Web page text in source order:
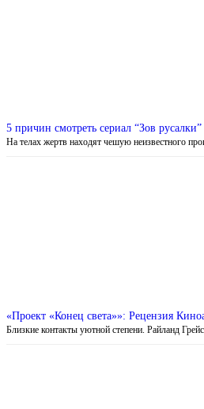
5 причин смотреть сериал “Зов русалки”
На телах жертв находят чешую неизвестного
«Проект «Конец света»»: Рецензия
Близкие контакты уютной степени. Райланд